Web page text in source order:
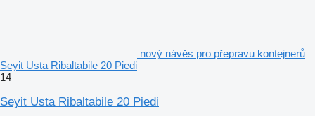
nový návěs pro přepravu kontejnerů
Seyit Usta Ribaltabile 20 Piedi
14
Seyit Usta Ribaltabile 20 Piedi